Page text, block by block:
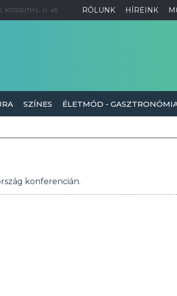
RÓLUNK HÍREINK
KOSSUTH L. U. 45.
SZÍNES ÉLETMÓD -
konferencián.